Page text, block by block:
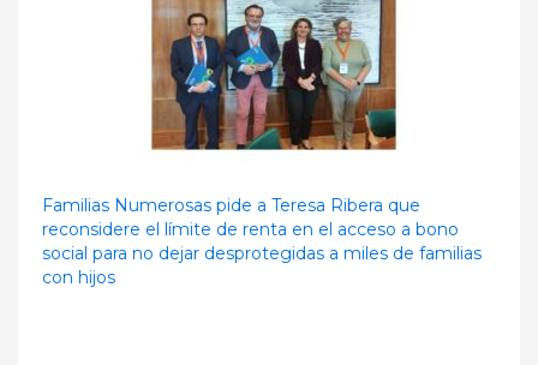
Familias Numerosas pide a Teresa Ribera que
reconsidere el límite de renta en el acceso a bono
social para no dejar desprotegidas a miles de familias
con hijos